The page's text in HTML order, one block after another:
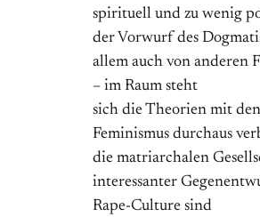
spirituell und zu wenig
der Vorwurf des
allem auch von anderen
– im Raum steht
sich die Theorien mit
Feminismus durchaus
die matriarchalen
interessanter
Rape-Culture sind